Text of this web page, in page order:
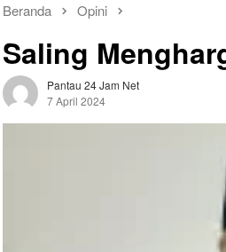
Beranda Opini
Saling
Pantau 24 Jam Net
7 April 2024